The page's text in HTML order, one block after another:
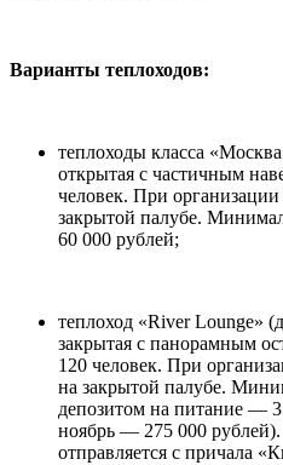
Варианты теплоходов:
теплоходы класса «Москва
открытая с частичным
человек. При организации
закрытой палубе.
60 000 рублей;
теплоход «River Lounge»
закрытая с панорамным
120 человек. При
на закрытой палубе.
депозитом на питание —
ноябрь — 275 000 рублей).
отправляется с причала